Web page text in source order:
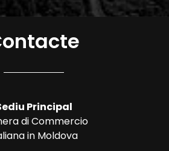
Principal
di Commercio
in Moldova